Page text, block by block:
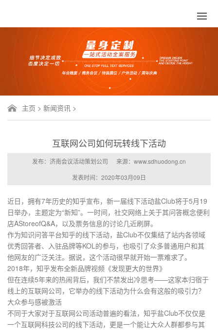
主页 > 新闻资讯 >
互联网公司如何玩转线下活动
发布：济南会议活动策划公司
来源：www.sdhuodong.cn
发表时间：2020年03月09日
近日，拥有7年历史的知乎宣布，新一届线下活动盐Club将于5月19
日举办，主题定为“新知”。一时间，社交网络上关于其问答概念便利
店AStoreofQ&A，以及票务信息的讨论几近刷屏。
作为知识问答平台知乎的线下活动，盐Club不仅集结了站内各领域
优秀回答者、入驻品牌等KOL的参与，也吸引了众多普通用户和其
他网友的广泛关注。据说，这个活动很早就开始一票难求了。
2018年，知乎发布全新品牌视频《发现更大的世界》
但在连续5年来的热闹背后，我们不禁发出冷思考——这家本归宿于
线上的互联网公司，它举办的线下活动为什么会有这般的吸引力？
大众参与感被激活
不同于大家对于互联网公司活动普遍的看法，知乎盐Club不仅仅是
一个互联网科技公司的线下活动，更是一个能让大众人群都参与其